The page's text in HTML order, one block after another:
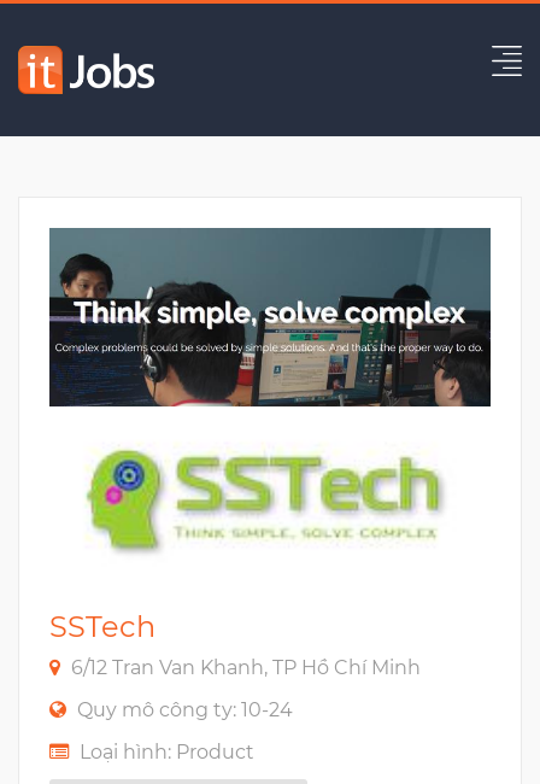
SSTech
6/12 Tran Van Khanh, TP Hồ Chí Minh
Quy mô công ty: 10-24
Loại hình: Product